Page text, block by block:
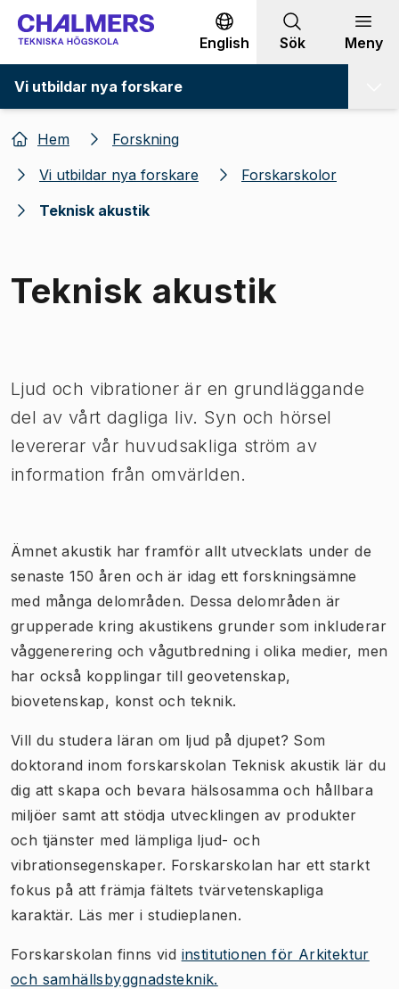
Gå till innehållet
English Sök Meny
Vi utbildar nya forskare
Hem
Forskning
Vi utbildar nya forskare
Forskarskolor
Teknisk akustik
Teknisk akustik
Ljud och vibrationer är en grundläggande
del av vårt dagliga liv. Syn och hörsel
levererar vår huvudsakliga ström av
information från omvärlden.
Ämnet akustik har framför allt utvecklats under de
senaste 150 åren och är idag ett forskningsämne
med många delområden. Dessa delområden är
grupperade kring akustikens grunder som inkluderar
våggenerering och vågutbredning i olika medier, men
har också kopplingar till geovetenskap,
biovetenskap, konst och teknik.
Vill du studera läran om ljud på djupet? Som
doktorand inom forskarskolan Teknisk akustik lär du
dig att skapa och bevara hälsosamma och hållbara
miljöer samt att stödja utvecklingen av produkter
och tjänster med lämpliga ljud- och
vibrationsegenskaper. Forskarskolan har ett starkt
fokus på att främja fältets tvärvetenskapliga
karaktär. Läs mer i studieplanen.
Forskarskolan finns vid institutionen för Arkitektur
och samhällsbyggnadsteknik.